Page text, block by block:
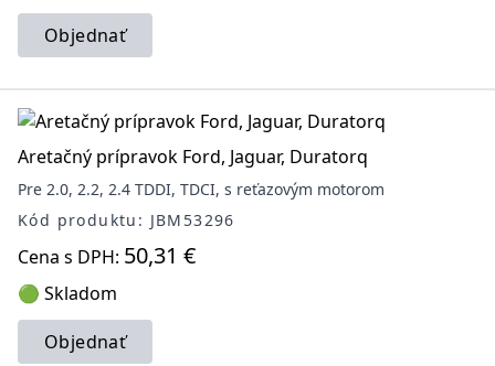
Objednať
Aretačný prípravok Ford, Jaguar, Duratorq
Pre 2.0, 2.2, 2.4 TDDI, TDCI, s reťazovým motorom
Kód produktu: JBM53296
Cena s DPH: 50,31 €
🟢 Skladom
Objednať